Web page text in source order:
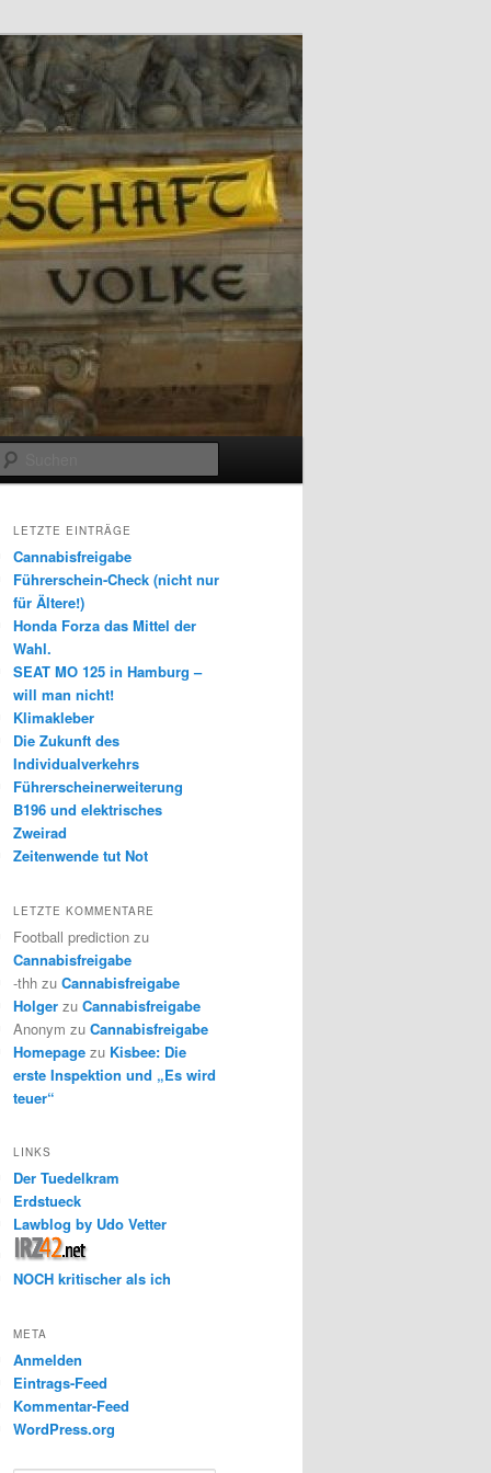
LETZTE EINTRÄGE
Cannabisfreigabe
Führerschein-Check (nicht nur
für Ältere!)
Honda Forza das Mittel der
Wahl.
SEAT MO 125 in Hamburg –
will man nicht!
Klimakleber
Die Zukunft des
Individualverkehrs
Führerscheinerweiterung
B196 und elektrisches
Zweirad
Zeitenwende tut Not
LETZTE KOMMENTARE
Football prediction zu
Cannabisfreigabe
-thh zu Cannabisfreigabe
Holger zu Cannabisfreigabe
Anonym zu Cannabisfreigabe
Homepage zu Kisbee: Die
erste Inspektion und „Es wird
teuer“
LINKS
Der Tuedelkram
Erdstueck
Lawblog by Udo Vetter
NOCH kritischer als ich
META
Anmelden
Eintrags-Feed
Kommentar-Feed
WordPress.org